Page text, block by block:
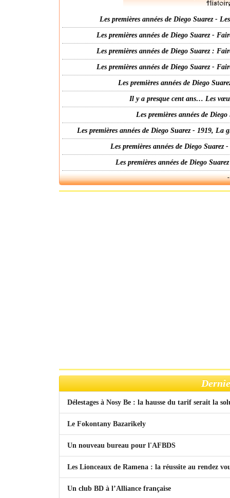
Les premières années de Diego Suarez -
Les premières années de Diego Suarez -
Les premières années de Diego Suarez :
Les premières années de Diego Suarez -
Les premières années de Diego
Il y a presque cent ans… Les
Les premières années de
Les premières années de Diego Suarez - 1919,
Les premières années de Diego
Les premières années de Diego
Délestages à Nosy Be : la hausse du tarif serait la
Le Fokontany Bazarikely
Un nouveau bureau pour l'AFBDS
Les Lionceaux de Ramena : la réussite au rendez
Un club BD à l’Alliance française